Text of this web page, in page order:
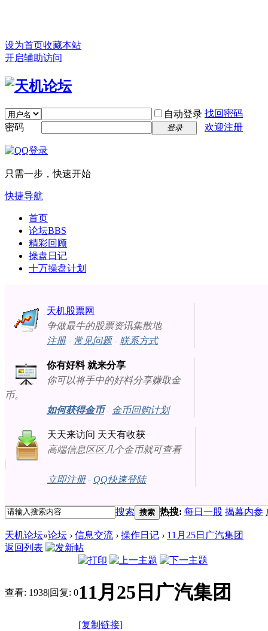
设为首页收藏本站
开启辅助访问
自动登录 找回密码
密码
登录 欢迎注册
只需一步，快速开始
快捷导航
首页
论坛BBS
精彩回顾
操盘日记
十万操盘计划
天机股票网
争做最牛的股票资讯集散地
注册- 常见问题- 联系方式
你有好料 就来分享
你可以将手中的好料分享赚取金
币。
如何获得金币- 金币回购计划
天天来访问 天天有收获
高端信息区区几个金币就可查看
立即注册- QQ快速登陆
搜索 搜索 热搜: 每日一股 揭幕内参
天机论坛»论坛 › 信息交流 › 操作日记 › 11月25日广汽集团
返回列表
查看: 1938|回复: 011月25日广汽集团
[复制链接]